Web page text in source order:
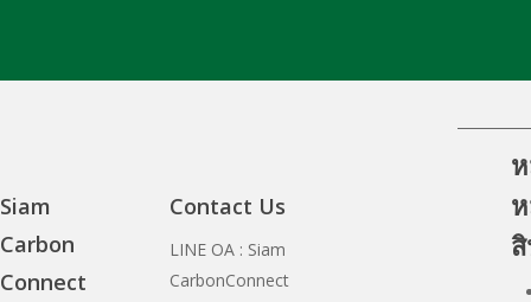
Siam
Carbon
Connect
Contact Us
LINE OA : Siam
CarbonConnect